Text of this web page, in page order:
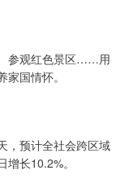
参观红色景区……用
国情怀。
预计全社会跨区域
长10.2%。